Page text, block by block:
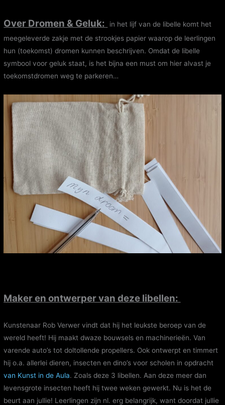
Over Dromen & Geluk:
in het lijf van de libelle komt het
meegeleverde zakje met de strookjes papier waarop de leerlingen
hun (toekomst) dromen kunnen beschrijven. Omdat de libelle
symbool voor geluk staat, is het bijna een must om hier alvast je
toekomstdromen weg te parkeren…
Maker en ontwerper van deze libellen:
Kunstenaar Rob Verwer vindt dat hij het leukste beroep van de
wereld heeft! Hij maakt dwaze bouwsels en machinerieën. Van
varende auto’s tot doltollende propellers. Ook ontwerpt en timmert
hij o.a. allerlei dieren, insecten en dino’s voor scholen in opdracht
van Kunst in de Aula. Zoals deze 3 libellen. Aan deze meer dan
levensgrote insecten heeft hij twee weken gewerkt. Nu is het de
beurt aan jullie! Leerlingen zijn nl. erg belangrijk, want doordat jullie